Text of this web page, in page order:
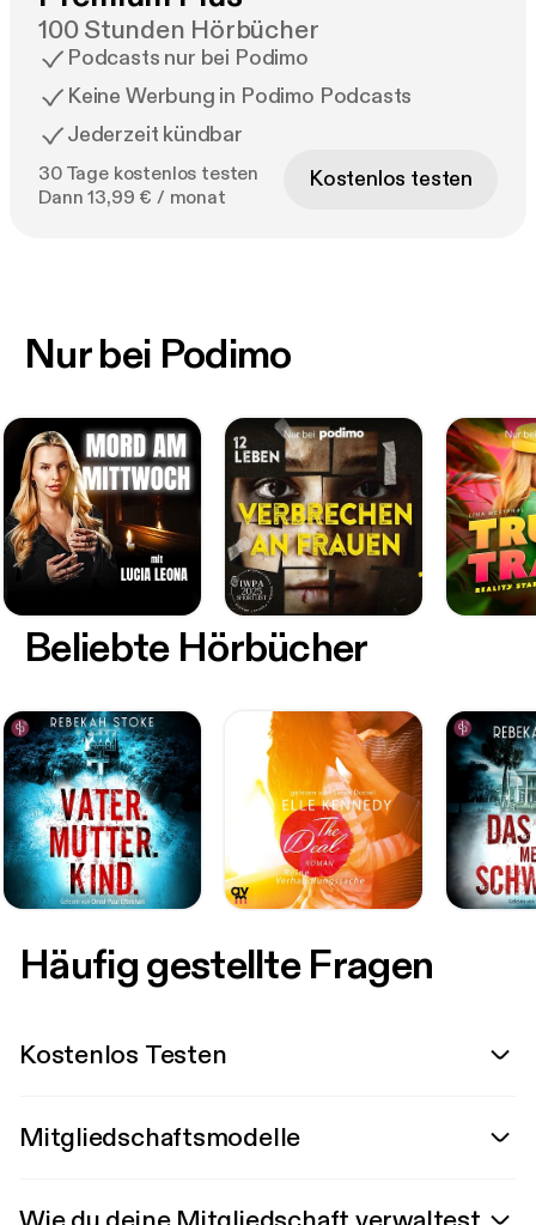
100 Stunden Hörbücher
Podcasts nur bei Podimo
Keine Werbung in Podimo Podcasts
Jederzeit kündbar
30 Tage kostenlos testen
Dann 13,99 € / monat
Kostenlos testen
Nur bei Podimo
Beliebte Hörbücher
Häufig gestellte Fragen
Kostenlos Testen
Mitgliedschaftsmodelle